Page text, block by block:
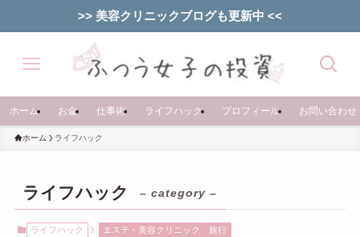
>> 美容クリニックブログも更新中 <<
ホーム お金 仕事術 ライフハック プロフィール お問い合わせ
ホーム ライフハック
ライフハック – category –
ライフハック エステ・美容クリニック 旅行